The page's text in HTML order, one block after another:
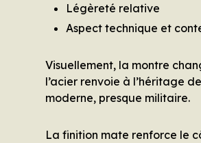
Légèreté relative
Aspect technique et
Visuellement, la montre
l’acier renvoie à l’héritage
moderne, presque militaire.
La finition mate renforce le